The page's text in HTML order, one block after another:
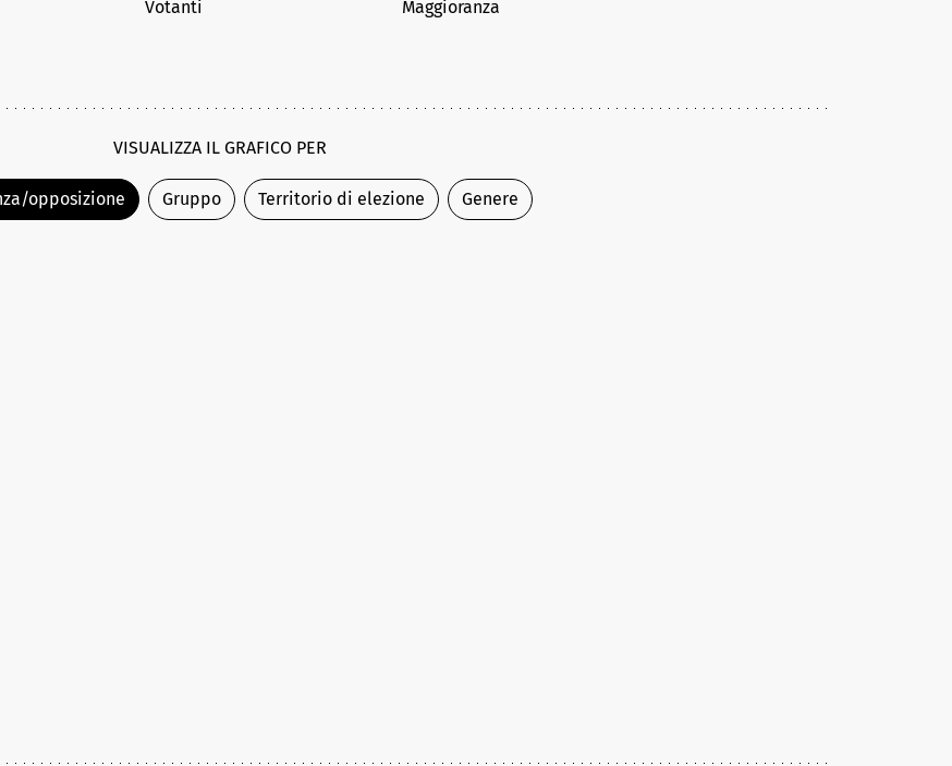
Votanti Maggioranza
VISUALIZZA IL GRAFICO PER
opposizione Gruppo Territorio di elezione Genere